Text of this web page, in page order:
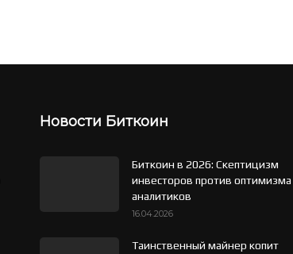
Новости Биткоин
Биткоин в 2026: Скептицизм
инвесторов против оптимизма
аналитиков
16.04.2026
Таинственный майнер копит